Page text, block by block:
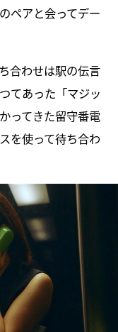
ペアと会ってデー
合わせは駅の伝言
てあった「マジッ
ってきた留守番電
を使って待ち合わ